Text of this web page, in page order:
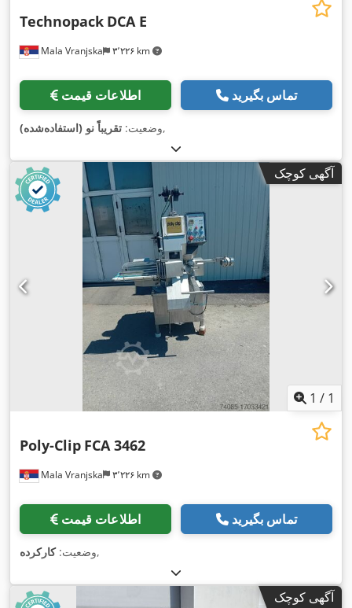
Mala Vranjska ۳٬۲۲۶ km
Technopack DCA E
اطلاعات قیمت تماس بگیرید
وضعیت: تقریباً نو (استفاده‌شده) ,
آگهی کوچک
1 / 1
Mala Vranjska ۳٬۲۲۶ km
Poly-Clip FCA 3462
اطلاعات قیمت تماس بگیرید
وضعیت:کارکرده ,
آگهی کوچک